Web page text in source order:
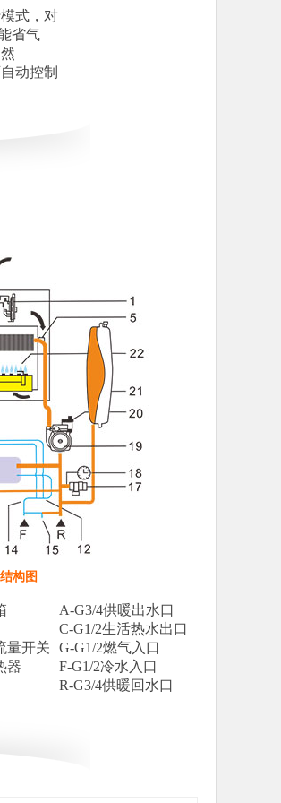
式，对
省气
动控制
构图
A-G3/4供暖出水口
C-G1/2生活热水出口
量开关
G-G1/2燃气入口
器
F-G1/2冷水入口
R-G3/4供暖回水口